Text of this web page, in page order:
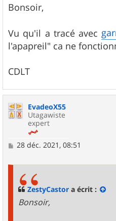
s
s
g
e
Bonsoir,
Vu qu'il a tracé avec
l'apapreil" ca ne
CDLT
EvadeoX55
Utagawiste
expert
M
28 déc. 2021, 08:51
ZestyCastor a écrit :
Bonsoir,